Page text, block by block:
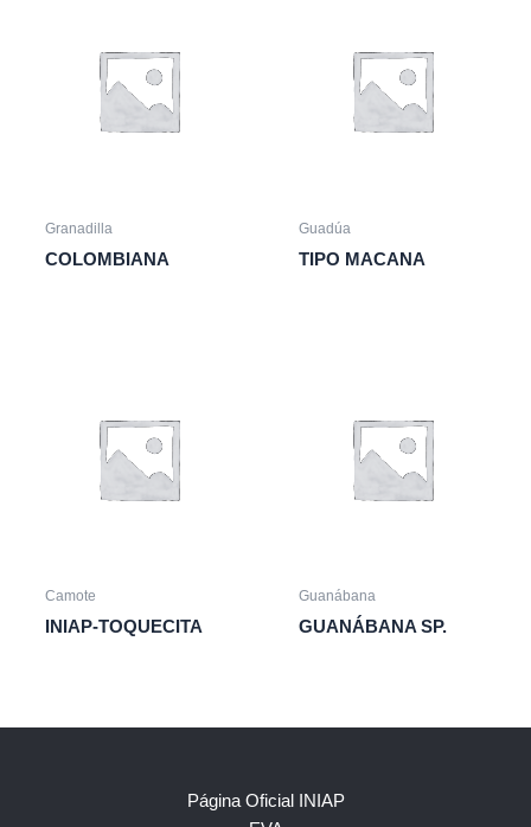
Granadilla
COLOMBIANA
Guadúa
TIPO MACANA
Camote
INIAP-TOQUECITA
Guanábana
GUANÁBANA SP.
Página Oficial INIAP